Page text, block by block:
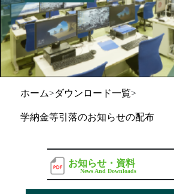
普通科
電気科
情報処理科
通信制課程
スクールライフ
制服紹介
学校行事
運動部
文化部
部活動応援宣言
進学関連
就職関連
ホーム>ダウンロード一覧>
学納金等引落のお知らせの配布
お知らせ・資料
News And Downloads